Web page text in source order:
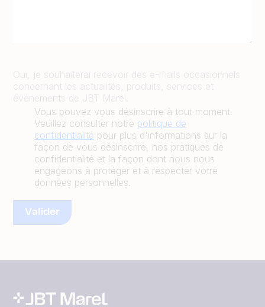
Oui, je souhaiterai recevoir des e-mails occasionnels
concernant les actualités, produits, services et
événements de JBT Marel.
Vous pouvez vous désinscrire à tout moment.
Veuillez consulter notre politique de
confidentialité pour plus d'informations sur la
façon de vous désinscrire, nos pratiques de
confidentialité et la façon dont nous nous
engageons à protéger et à respecter votre
données personnelles.